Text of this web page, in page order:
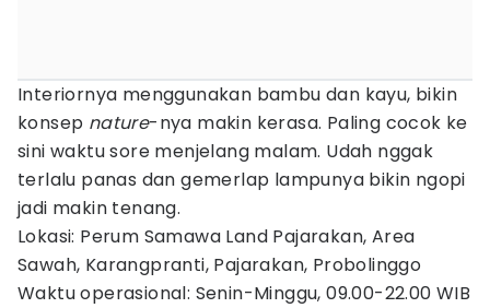
Interiornya menggunakan bambu dan kayu, bikin
konsep nature-nya makin kerasa. Paling cocok ke
sini waktu sore menjelang malam. Udah nggak
terlalu panas dan gemerlap lampunya bikin ngopi
jadi makin tenang.
Lokasi: Perum Samawa Land Pajarakan, Area
Sawah, Karangpranti, Pajarakan, Probolinggo
Waktu operasional: Senin-Minggu, 09.00-22.00 WIB